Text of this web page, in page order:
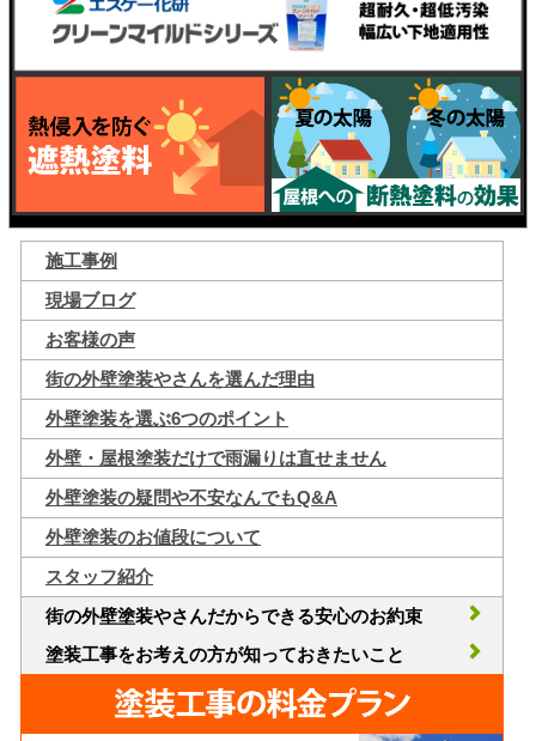
施工事例
現場ブログ
お客様の声
街の外壁塗装やさんを選んだ理由
外壁塗装を選ぶ6つのポイント
外壁・屋根塗装だけで雨漏りは直せません
外壁塗装の疑問や不安なんでもQ&A
外壁塗装のお値段について
スタッフ紹介
街の外壁塗装やさんだからできる安心のお約束
塗装工事をお考えの方が知っておきたいこと